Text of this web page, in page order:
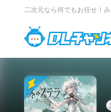
二次元なら何でもお任せ！